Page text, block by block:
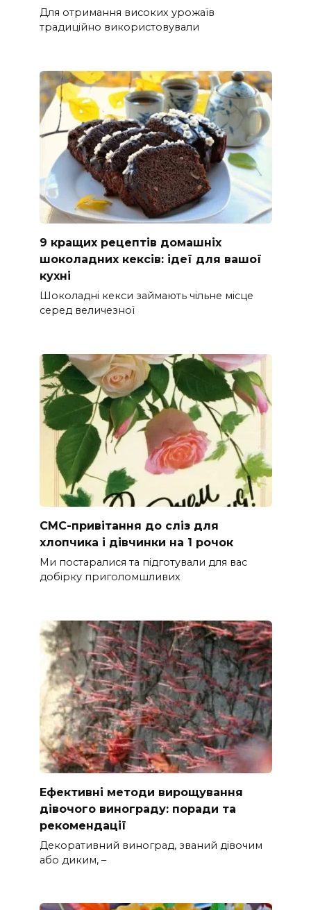
Для отримання високих урожаїв
традиційно використовували
9 кращих рецептів домашніх
шоколадних кексів: ідеї для вашої
кухні
Шоколадні кекси займають чільне місце
серед величезної
СМС-привітання до сліз для
хлопчика і дівчинки на 1 рочок
Ми постаралися та підготували для вас
добірку приголомшливих
Ефективні методи вирощування
дівочого винограду: поради та
рекомендації
Декоративний виноград, званий дівочим
або диким, –